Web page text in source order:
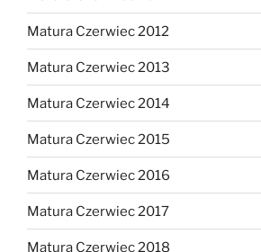
Matura Czerwiec 2012
Matura Czerwiec 2013
Matura Czerwiec 2014
Matura Czerwiec 2015
Matura Czerwiec 2016
Matura Czerwiec 2017
Matura Czerwiec 2018